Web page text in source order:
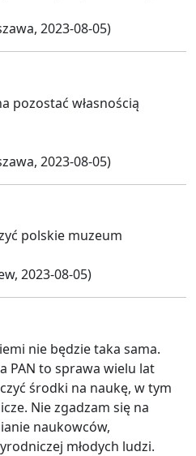
2023-08-05)
pozostać własnością
2023-08-05)
polskie muzeum
2023-08-05)
nie będzie taka sama.
PAN to sprawa wielu lat
środki na naukę, w tym
Nie zgadzam się na
naukowców,
młodych ludzi.